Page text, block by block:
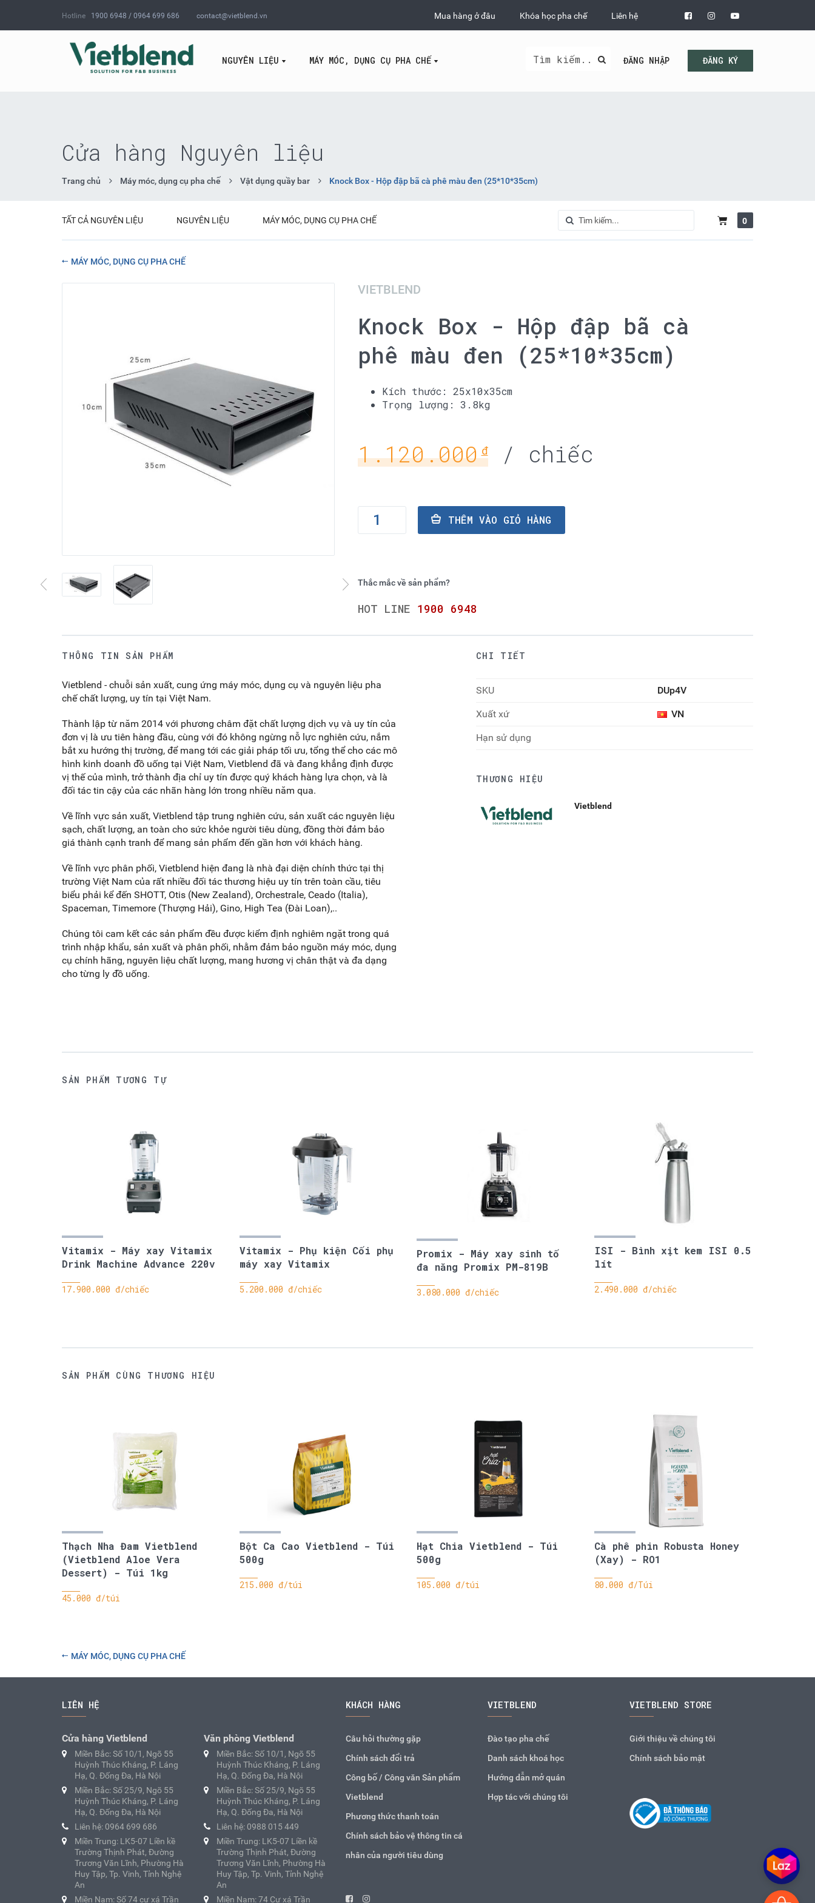
Hotline 1900 6948 / 0964 699 686 contact@vietblend.vn Mua hàng ở đâu Khóa học pha chế Liên hệ
ĐĂNG NHẬP ĐĂNG KÝ
NGUYÊN LIỆU MÁY MÓC, DỤNG CỤ PHA CHẾ
Cửa hàng Nguyên liệu
Trang chủ Máy móc, dụng cụ pha chế Vật dụng quầy bar Knock Box - Hộp đập bã cà phê màu đen (25*10*35cm)
0
TẤT CẢ NGUYÊN LIỆU NGUYÊN LIỆU MÁY MÓC, DỤNG CỤ PHA CHẾ
MÁY MÓC, DỤNG CỤ PHA CHẾ
VIETBLEND
Knock Box - Hộp đập bã cà
phê màu đen (25*10*35cm)
Kích thước: 25x10x35cm
Trọng lượng: 3.8kg
1.120.000 đ/ chiếc
THÊM VÀO GIỎ HÀNG
Thắc mắc về sản phẩm?
HOT LINE 1900 6948
THÔNG TIN SẢN PHẨM
Vietblend - chuỗi sản xuất, cung ứng máy móc, dụng cụ và nguyên liệu pha
chế chất lượng, uy tín tại Việt Nam.
Thành lập từ năm 2014 với phương châm đặt chất lượng dịch vụ và uy tín của
đơn vị là ưu tiên hàng đầu, cùng với đó không ngừng nỗ lực nghiên cứu, nắm
bắt xu hướng thị trường, để mang tới các giải pháp tối ưu, tổng thể cho các mô
hình kinh doanh đồ uống tại Việt Nam, Vietblend đã và đang khẳng định được
vị thế của mình, trở thành địa chỉ uy tín được quý khách hàng lựa chọn, và là
đối tác tin cậy của các nhãn hàng lớn trong nhiều năm qua.
Về lĩnh vực sản xuất, Vietblend tập trung nghiên cứu, sản xuất các nguyên liệu
sạch, chất lượng, an toàn cho sức khỏe người tiêu dùng, đồng thời đảm bảo
giá thành cạnh tranh để mang sản phẩm đến gần hơn với khách hàng.
Về lĩnh vực phân phối, Vietblend hiện đang là nhà đại diện chính thức tại thị
trường Việt Nam của rất nhiều đối tác thương hiệu uy tín trên toàn cầu, tiêu
biểu phải kể đến SHOTT, Otis (New Zealand), Orchestrale, Ceado (Italia),
Spaceman, Timemore (Thượng Hải), Gino, High Tea (Đài Loan),..
Chúng tôi cam kết các sản phẩm đều được kiểm định nghiêm ngặt trong quá
trình nhập khẩu, sản xuất và phân phối, nhằm đảm bảo nguồn máy móc, dụng
cụ chính hãng, nguyên liệu chất lượng, mang hương vị chân thật và đa dạng
cho từng ly đồ uống.
CHI TIẾT
SKU DUp4V
Xuất xứ VN
Hạn sử dụng
THƯƠNG HIỆU
Vietblend
SẢN PHẨM TƯƠNG TỰ
Vitamix - Máy xay Vitamix
Drink Machine Advance 220v
17.900.000 đ/chiếc
Vitamix - Phụ kiện Cối phụ
máy xay Vitamix
5.200.000 đ/chiếc
Promix - Máy xay sinh tố
đa năng Promix PM-819B
3.080.000 đ/chiếc
ISI - Bình xịt kem ISI 0.5
lít
2.490.000 đ/chiếc
SẢN PHẨM CÙNG THƯƠNG HIỆU
Thạch Nha Đam Vietblend
(Vietblend Aloe Vera
Dessert) - Túi 1kg
45.000 đ/túi
Bột Ca Cao Vietblend - Túi
500g
215.000 đ/túi
Hạt Chia Vietblend - Túi
500g
105.000 đ/túi
Cà phê phin Robusta Honey
(Xay) - RO1
80.000 đ/Túi
MÁY MÓC, DỤNG CỤ PHA CHẾ
LIÊN HỆ
Cửa hàng Vietblend
Miền Bắc: Số 10/1, Ngõ 55
Huỳnh Thúc Kháng, P. Láng
Hạ, Q. Đống Đa, Hà Nội
Miền Bắc: Số 25/9, Ngõ 55
Huỳnh Thúc Kháng, P. Láng
Hạ, Q. Đống Đa, Hà Nội
Liên hệ: 0964 699 686
Miền Trung: LK5-07 Liền kề
Trường Thịnh Phát, Đường
Trương Văn Lĩnh, Phường Hà
Huy Tập, Tp. Vinh, Tỉnh Nghệ
An
Miền Nam: Số 74 cư xá Trần
Văn phòng Vietblend
Miền Bắc: Số 10/1, Ngõ 55
Huỳnh Thúc Kháng, P. Láng
Hạ, Q. Đống Đa, Hà Nội
Miền Bắc: Số 25/9, Ngõ 55
Huỳnh Thúc Kháng, P. Láng
Hạ, Q. Đống Đa, Hà Nội
Liên hệ: 0988 015 449
Miền Trung: LK5-07 Liền kề
Trường Thịnh Phát, Đường
Trương Văn Lĩnh, Phường Hà
Huy Tập, Tp. Vinh, Tỉnh Nghệ
An
Miền Nam: 74 Cư xá Trần
KHÁCH HÀNG
Câu hỏi thường gặp
Chính sách đổi trả
Công bố / Công văn Sản phẩm
Vietblend
Phương thức thanh toán
Chính sách bảo vệ thông tin cá
nhân của người tiêu dùng
VIETBLEND
Đào tạo pha chế
Danh sách khoá học
Hướng dẫn mở quán
Hợp tác với chúng tôi
VIETBLEND STORE
Giới thiệu về chúng tôi
Chính sách bảo mật